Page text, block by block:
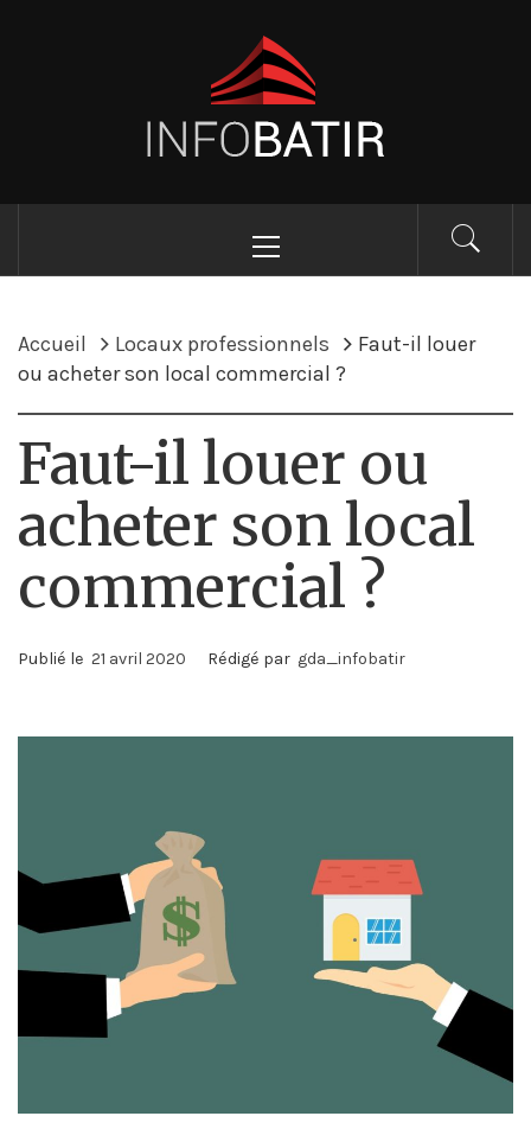
Magazine collaboratif
pour le BTP – Infobatir
principal
Accueil Locaux professionnels
Faut-il louer
ou acheter son local commercial ?
Faut-il louer ou
acheter son local
commercial ?
Publié le 21 avril 2020 Rédigé par gda_infobatir